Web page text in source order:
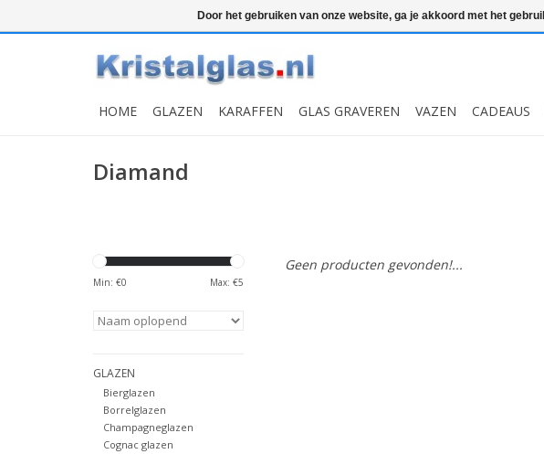
Snelle levering Graveren
HOME GLAZEN KARAFFEN GLAS GRAVEREN VAZEN CADEAUS
Diamand
Min: €0 Max: €5
GLAZEN
Bierglazen
Borrelglazen
Champagneglazen
Cognac glazen
Geen producten gevonden!...
Door het gebruiken van onze website, ga je akkoord met het